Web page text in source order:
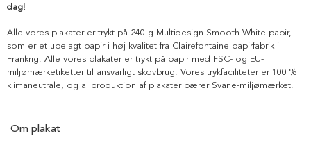
dag!
Alle vores plakater er trykt på 240 g Multidesign Smooth White-papir,
som er et ubelagt papir i høj kvalitet fra Clairefontaine papirfabrik i
Frankrig. Alle vores plakater er trykt på papir med FSC- og EU-
miljømærketiketter til ansvarligt skovbrug. Vores trykfaciliteter er 100 %
klimaneutrale, og al produktion af plakater bærer Svane-miljømærket.
Om plakat